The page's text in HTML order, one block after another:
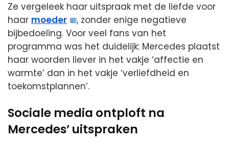
Ze vergeleek haar uitspraak met de liefde voor
haar moeder
, zonder enige negatieve
bijbedoeling. Voor veel fans van het
programma was het duidelijk: Mercedes plaatst
haar woorden liever in het vakje ‘affectie en
warmte’ dan in het vakje ‘verliefdheid en
toekomstplannen’.
Sociale media ontploft na
Mercedes’ uitspraken